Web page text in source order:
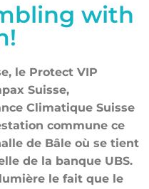
with
le Protect VIP
Suisse,
Climatique Suisse
commune ce
de Bâle où se tient
de la banque UBS.
le fait que le